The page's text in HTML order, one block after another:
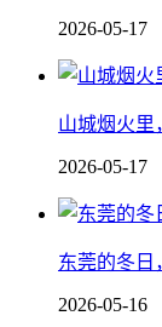
2026-05-17
山城烟火里
2026-05-17
东莞的冬日
2026-05-16